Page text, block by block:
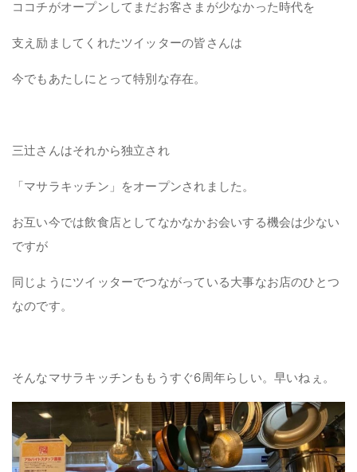
ココチがオープンしてまだお客さまが少なかった時代を
支え励ましてくれたツイッターの皆さんは
今でもあたしにとって特別な存在。
三辻さんはそれから独立され
「マサラキッチン」をオープンされました。
お互い今では飲食店としてなかなかお会いする機会は少ない
ですが
同じようにツイッターでつながっている大事なお店のひとつ
なのです。
そんなマサラキッチンももうすぐ6周年らしい。早いねぇ。